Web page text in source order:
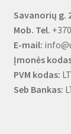
Savanorių g.
Mob. Tel.
E-mail:
Įmonės
PVM kodas:
Seb Bankas: